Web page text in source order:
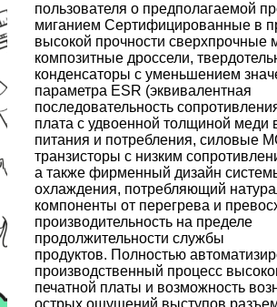
пользователя о предполагаемой
миганием Сертифицированные в
высокой прочности сверхпрочные
композитные дроссели,
конденсаторы с уменьшением
параметра ESR (эквивалентная
последовательность
плата с удвоенной толщиной меди
питания и потребления, силовые
транзисторы с низким
а также фирменный дизайн
охлаждения, потребляющий
компоненты от перегрева и
производительность на пределе
продолжительности службы
продуктов. Полностью
производственный процесс
печатной платы и возможность